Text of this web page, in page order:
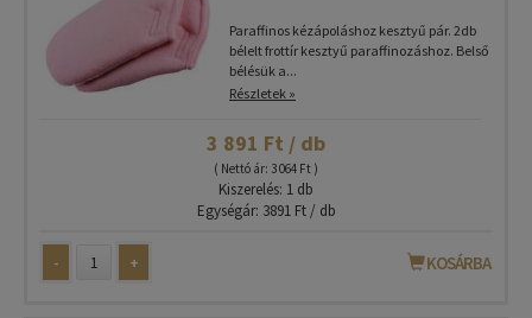
Paraffinos kézápoláshoz kesztyű pár. 2db
bélelt frottír kesztyű paraffinozáshoz. Belső
bélésük a...
Részletek »
3 891 Ft / db
( Nettó ár: 3 064 Ft )
Kiszerelés: 1 db
Egységár: 3891 Ft / db
- + KOSÁRBA